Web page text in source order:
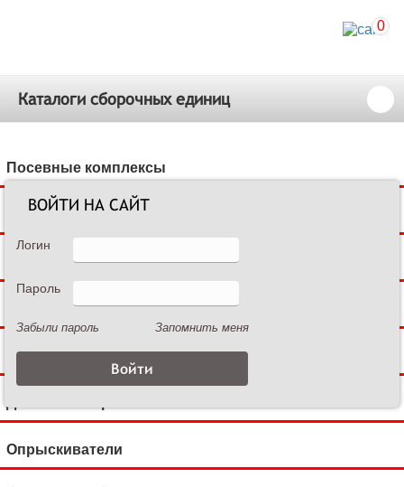
0
Каталоги сборочных единиц
Посевные комплексы
Сеялки зерновые
Сеялки пропашные
Культиваторы междурядные
Культиваторы сплошной обработки
Опрыскиватели
ВОЙТИ НА САЙТ
Логин
Пароль
Забыли пароль Запомнить меня